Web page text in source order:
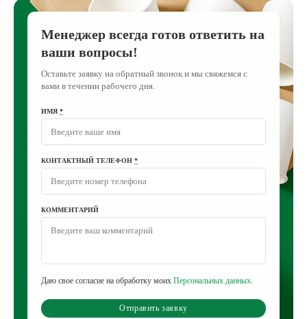
Менеджер всегда готов ответить на
ваши вопросы!
Оставьте заявку на обратный звонок и мы свяжемся с
вами в течении рабочего дня.
ИМЯ *
КОНТАКТНЫЙ ТЕЛЕФОН *
КОММЕНТАРИЙ
Даю свое согласие на обработку моих Персональных данных.
Отправить заявку